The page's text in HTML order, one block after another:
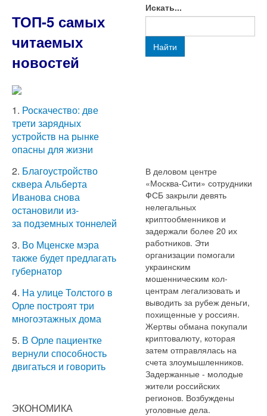
ТОП-5 самых
читаемых
новостей
1. Роскачество: две
трети зарядных
устройств на рынке
опасны для жизни
2. Благоустройство
сквера Альберта
Иванова снова
остановили из-
за подземных тоннелей
3. Во Мценске мэра
также будет предлагать
губернатор
4. На улице Толстого в
Орле построят три
многоэтажных дома
5. В Орле пациентке
вернули способность
двигаться и говорить
ЭКОНОМИКА
Искать...
Найти
В деловом центре
«Москва-Сити» сотрудники
ФСБ закрыли девять
нелегальных
криптообменников и
задержали более 20 их
работников. Эти
организации помогали
украинским
мошенническим кол-
центрам легализовать и
выводить за рубеж деньги,
похищенные у россиян.
Жертвы обмана покупали
криптовалюту, которая
затем отправлялась на
счета злоумышленников.
Задержанные - молодые
жители российских
регионов. Возбуждены
уголовные дела.